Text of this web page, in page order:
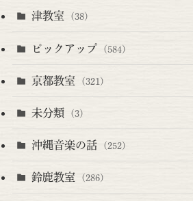
津教室 (38)
ピックアップ (584)
京都教室 (321)
未分類 (3)
沖縄音楽の話 (252)
鈴鹿教室 (286)